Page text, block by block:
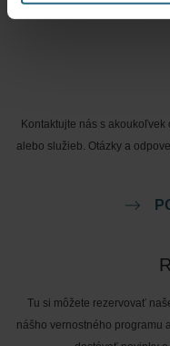
Kontaktujte nás s
alebo služieb. Otázky a
Tu si môžete rezervovať
nášho vernostného programu